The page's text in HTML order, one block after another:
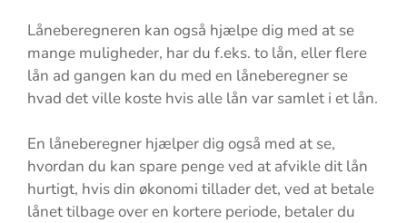
Låneberegneren kan også hjælpe dig med at se
mange muligheder, har du f.eks. to lån, eller flere
lån ad gangen kan du med en låneberegner se
hvad det ville koste hvis alle lån var samlet i et lån.
En låneberegner hjælper dig også med at se,
hvordan du kan spare penge ved at afvikle dit lån
hurtigt, hvis din økonomi tillader det, ved at betale
lånet tilbage over en kortere periode, betaler du